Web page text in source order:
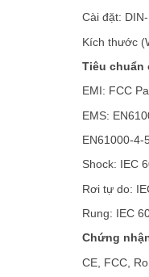
Cài đặt:
Kích thước
Tiêu chuẩn
EMI: FCC
EMS:
EN61000-4-
Shock: IEC
Rơi tự do:
Rung: IEC
Chứng
CE, FCC,